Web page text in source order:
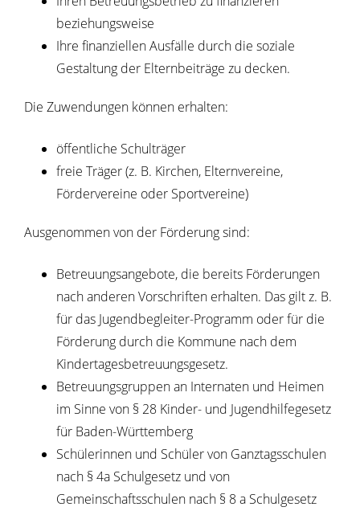
beziehungsweise
Ihre finanziellen Ausfälle durch die soziale
Gestaltung der Elternbeiträge zu decken.
Die Zuwendungen können erhalten:
öffentliche Schulträger
freie Träger (z. B. Kirchen, Elternvereine,
Fördervereine oder Sportvereine)
Ausgenommen von der Förderung sind:
Betreuungsangebote, die bereits Förderungen
nach anderen Vorschriften erhalten. Das gilt z. B.
für das Jugendbegleiter-Programm oder für die
Förderung durch die Kommune nach dem
Kindertagesbetreuungsgesetz.
Betreuungsgruppen an Internaten und Heimen
im Sinne von § 28 Kinder- und Jugendhilfegesetz
für Baden-Württemberg
Schülerinnen und Schüler von Ganztagsschulen
nach § 4a Schulgesetz und von
Gemeinschaftsschulen nach § 8 a Schulgesetz